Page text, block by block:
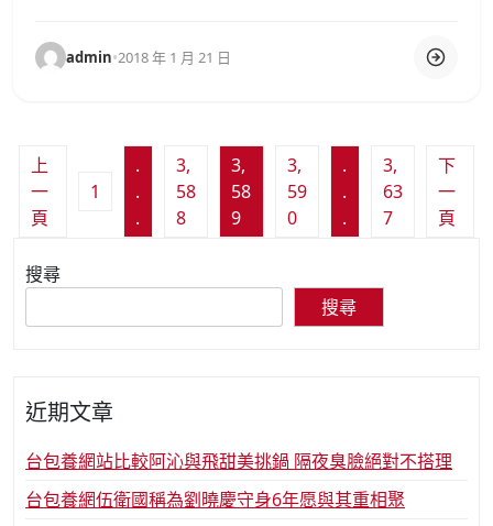
admin•2018 年 1 月 21 日
文
章
分
頁
上
一
頁
1
.
.
.
3,
58
8
3,
58
9
3,
59
0
.
.
.
3,
63
7
下
一
頁
搜尋
搜尋
近期文章
台包養網站比較阿沁與飛甜美挑鍋 隔夜臭臉絕對不搭理
台包養網伍衛國稱為劉曉慶守身6年愿與其重相聚